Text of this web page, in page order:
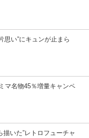
思い”にキュンが止まら
マ名物45％増量キャンペ
いた”レトロフューチャ